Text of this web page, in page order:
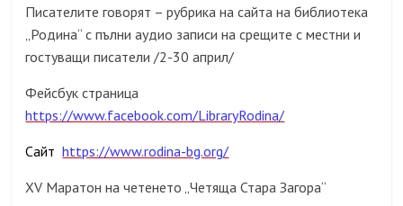
Писателите говорят – рубрика на сайта на библиотека
„Родина“ с пълни аудио записи на срещите с местни и
гостуващи писатели /2-30 април/
Фейсбук страница
https://www.facebook.com/LibraryRodina/
Сайт https://www.rodina-bg.org/
XV Маратон на четенето „Четяща Стара Загора“